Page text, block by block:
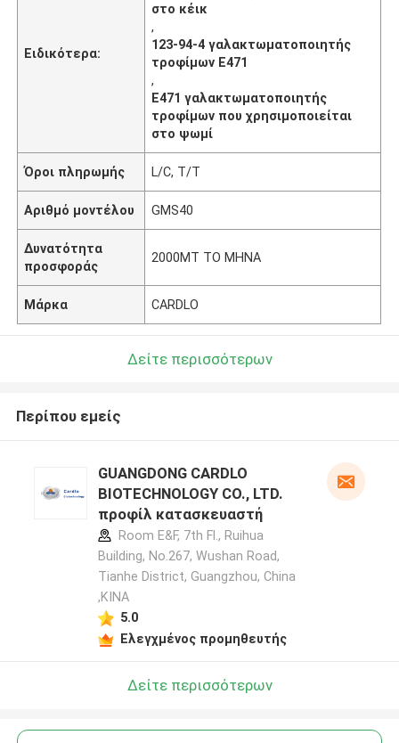
Ειδικότερα:
στο κέικ
,
123-94-4 γαλακτωματοποιητής
τροφίμων E471
,
E471 γαλακτωματοποιητής
τροφίμων που χρησιμοποιείται
στο ψωμί
Όροι πληρωμής L/C, T/T
Αριθμό μοντέλου GMS40
Δυνατότητα
προσφοράς
2000MT ΤΟ ΜΗΝΑ
Μάρκα CARDLO
Δείτε περισσότερων
Περίπου εμείς
GUANGDONG CARDLO
BIOTECHNOLOGY CO., LTD.
προφίλ κατασκευαστή
Room E&F, 7th Fl., Ruihua
Building, No.267, Wushan Road,
Tianhe District, Guangzhou, China
,ΚΙΝΑ
5.0
Ελεγχμένος προμηθευτής
Δείτε περισσότερων